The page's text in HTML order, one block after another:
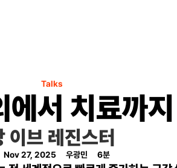
Talks
에서 치료까
이브 레진스터
Nov 27, 2025 우광민 6분